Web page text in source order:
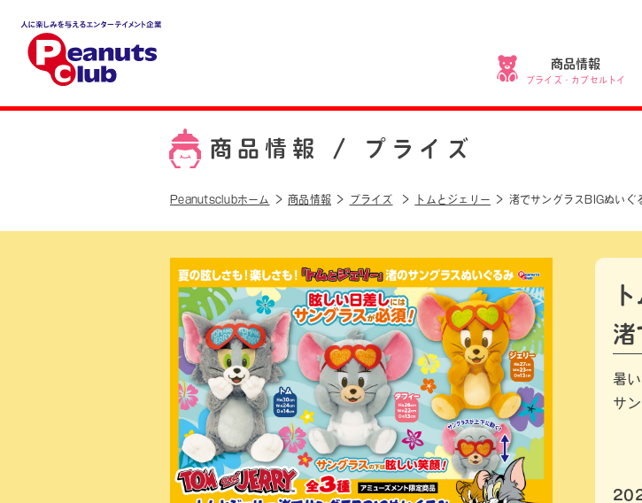
商品情報
プライズ・カプセルトイ
商品情報 / プライズ
Peanutsclubホーム 商品情報 プライズ トムとジェリー 渚でサングラスBIGぬいぐ
渚
暑
サ